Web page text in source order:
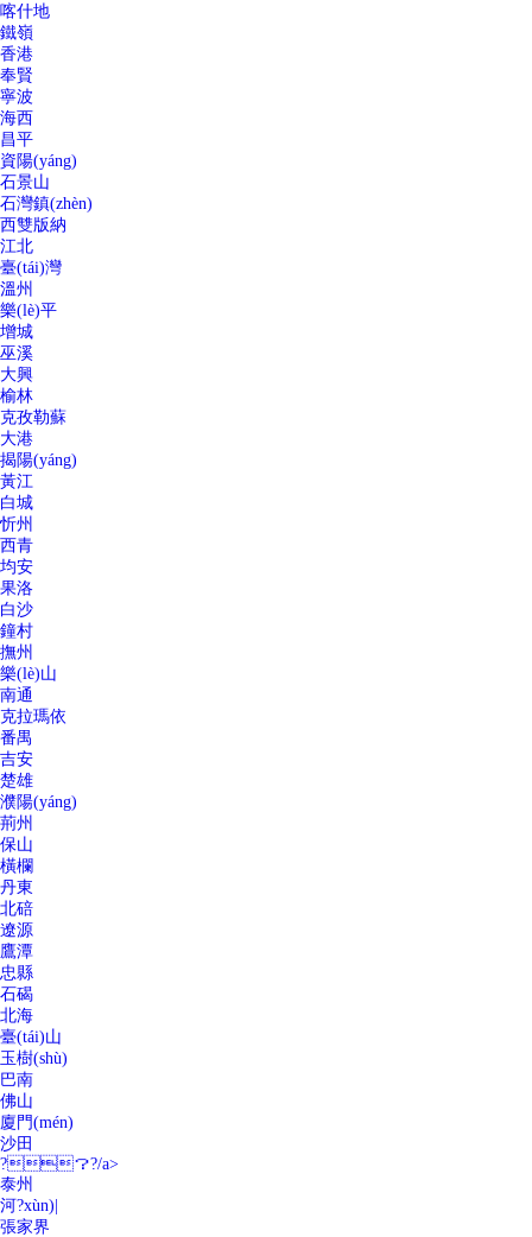
喀什地
鐵嶺
香港
奉賢
寧波
海西
昌平
資陽(yáng)
石景山
石灣鎮(zhèn)
西雙版納
江北
臺(tái)灣
溫州
樂(lè)平
增城
巫溪
大興
榆林
克孜勒蘇
大港
揭陽(yáng)
黃江
白城
忻州
西青
均安
果洛
白沙
鐘村
撫州
樂(lè)山
南通
克拉瑪依
番禺
吉安
楚雄
濮陽(yáng)
荊州
保山
橫欄
丹東
北碚
遼源
鷹潭
忠縣
石碣
北海
臺(tái)山
玉樹(shù)
巴南
佛山
廈門(mén)
沙田
?？?/a>
泰州
河?xùn)|
張家界